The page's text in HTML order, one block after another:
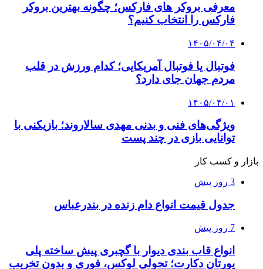
معرفی بروکر های فارکس؛ چگونه بهترین بروکر
فارکس را انتخاب کنیم؟
۱۴۰۵/۰۴/۰۴
فوتبال یا فوتبال آمریکایی؛ کدام ورزش در قلب
مردم جهان جای دارد؟
۱۴۰۵/۰۴/۰۱
ویژگی‌های فنی و بدنی مهدی سالاروند؛ بازیکنی با
توانایی بازی در چند پست
بازار و کسب کار
3 روز پیش
جدول قیمت انواع دام زنده در بندرعباس
7 روز پیش
انواع قاب بندی دیوار با گچبری پیش ساخته پلی
یورتان دکارت؛ تحولی لوکس، فوری و بدون تخریب